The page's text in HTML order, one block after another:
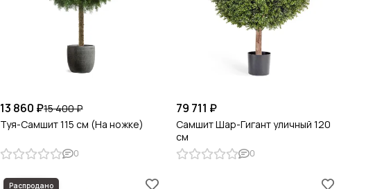
13 860 ₽15 400 ₽
Туя-Самшит 115 см (На ножке)
0
79 711 ₽
Самшит Шар-Гигант уличный 120
см
0